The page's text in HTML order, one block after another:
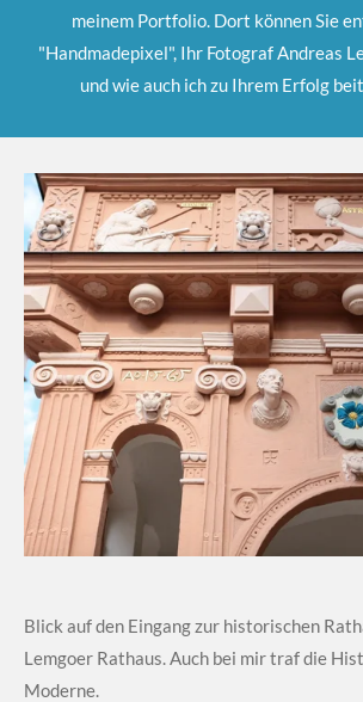
meinem Portfolio. Dort können Sie
"Handmadepixel", Ihr Fotograf Andreas
und wie auch ich zu Ihrem Erfolg
Blick auf den Eingang zur historischen
Lemgoer Rathaus. Auch bei mir traf die
Moderne.